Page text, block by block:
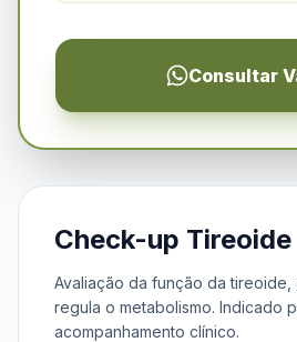
Consultar
Check-up Tireoide
Avaliação da função da tireoide,
regula o metabolismo. Indicado
acompanhamento clínico.